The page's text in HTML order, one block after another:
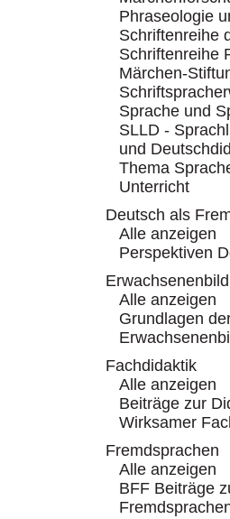
Phraseologie
Schriftenreihe
Schriftenreihe
Märchen-
Sprache und
SLLD -
und
Thema
Unterricht
Deutsch als
Alle anzeigen
Perspektiven
Alle anzeigen
Grundlagen
Fachdidaktik
Alle anzeigen
Beiträge zur
Wirksamer
Fremdsprachen
Alle anzeigen
BFF Beiträge